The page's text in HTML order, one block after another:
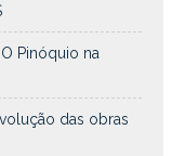
Pinóquio na
das obras